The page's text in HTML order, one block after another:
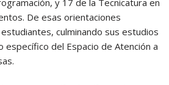
y 17 de la Tecnicatura en
De esas orientaciones
culminando sus estudios
específico del Espacio de Atención a